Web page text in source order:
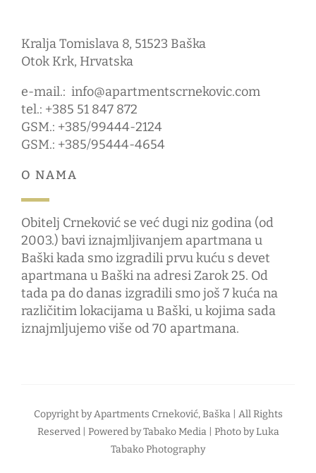
Kralja Tomislava 8, 51523 Baška
Otok Krk, Hrvatska
e-mail.: info@apartmentscrnekovic.com
tel.: +385 51 847 872
GSM.: +385/99444-2124
GSM.: +385/95444-4654
O NAMA
Obitelj Crneković se već dugi niz godina (od
2003.) bavi iznajmljivanjem apartmana u
Baški kada smo izgradili prvu kuću s devet
apartmana u Baški na adresi Zarok 25. Od
tada pa do danas izgradili smo još 7 kuća na
različitim lokacijama u Baški, u kojima sada
iznajmljujemo više od 70 apartmana.
Copyright byApartments Crneković, Baška| All Rights
Reserved | Powered byTabako Media| Photo byLuka
Tabako Photography